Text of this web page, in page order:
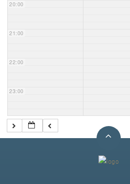
20:00
21:00
22:00
23:00